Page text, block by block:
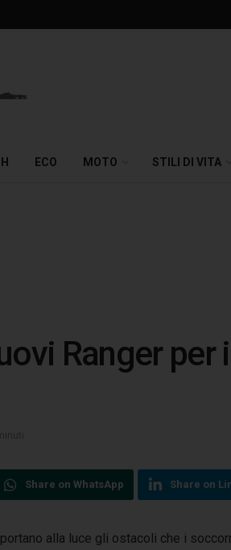
ECO MOTO STILI DI VITA
Ranger per
Share on WhatsApp Share on
alla luce gli ostacoli che i